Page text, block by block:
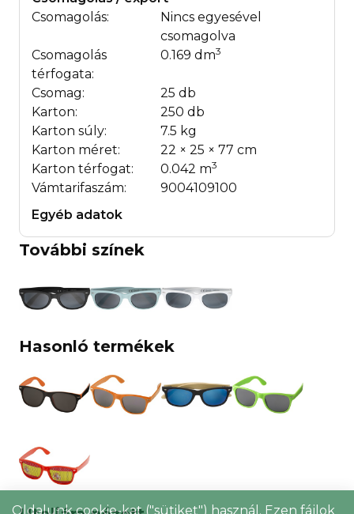
Csomagolás:
Nincs egyesével
csomagolva
Csomagolás
térfogata:
0.169 dm3
Csomag:
25 db
Karton:
250 db
Karton súly:
7.5 kg
Karton méret:
22 × 25 × 77 cm
Karton térfogat:
0.042 m3
Vámtarifaszám:
9004109100
Egyéb adatok
További színek
Hasonló termékek
Oldalunk cookie-kat ("sütiket") használ. Ezen fájlok